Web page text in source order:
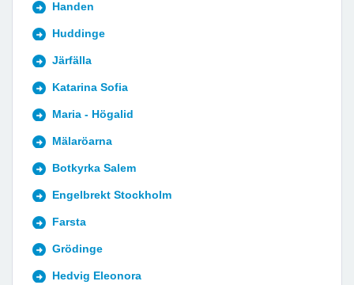
Handen
Huddinge
Järfälla
Katarina Sofia
Maria - Högalid
Mälaröarna
Botkyrka Salem
Engelbrekt Stockholm
Farsta
Grödinge
Hedvig Eleonora